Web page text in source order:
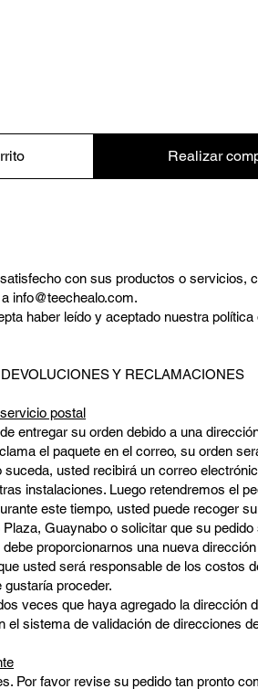
Realizar
con sus productos o servicios,
info@teechealo.com.
haber leído y aceptado nuestra
Y RECLAMACIONES
postal
entregar su orden debido a una
el paquete en el correo, su orden
usted recibirá un correo
instalaciones. Luego retendremos el
este tiempo, usted puede recoger
Guaynabo o solicitar que su pedido
proporcionarnos una nueva
usted será responsable de los costos
proceder.
veces que haya agregado la dirección
el sistema de validación de direcciones
Por favor revise su pedido tan pronto